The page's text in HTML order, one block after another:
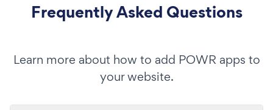
Frequently Asked Questions
Learn more about how to add POWR apps to
your website.